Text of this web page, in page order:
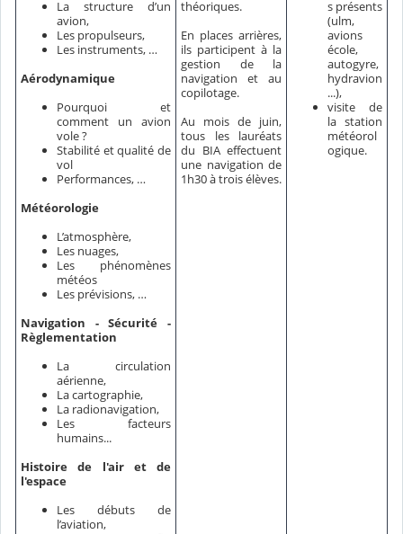
La structure d’un
avion,
Les propulseurs,
Les instruments, …
Aérodynamique
Pourquoi et
comment un avion
vole ?
Stabilité et qualité de
vol
Performances, …
Météorologie
L’atmosphère,
Les nuages,
Les phénomènes
météos
Les prévisions, …
Navigation - Sécurité -
Règlementation
La circulation
aérienne,
La cartographie,
La radionavigation,
Les facteurs
humains...
Histoire de l'air et de
l'espace
Les débuts de
l’aviation,
théoriques.
En places arrières,
ils participent à la
gestion de la
navigation et au
copilotage.
Au mois de juin,
tous les lauréats
du BIA effectuent
une navigation de
1h30 à trois élèves.
s présents
(ulm,
avions
école,
autogyre,
hydravion
...),
visite de
la station
météorol
ogique.